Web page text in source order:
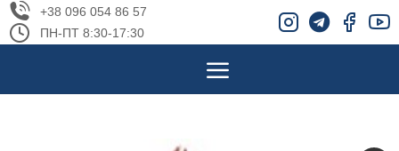
+38 096 054 86 57
ПН-ПТ 8:30-17:30